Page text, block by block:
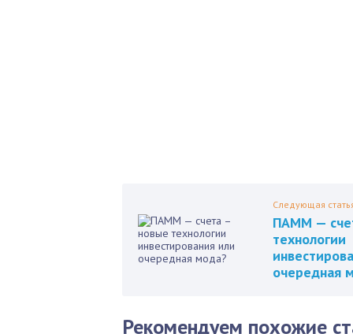
Следующая
ПАММ —
технологии
очередная
Рекомендуем похожие